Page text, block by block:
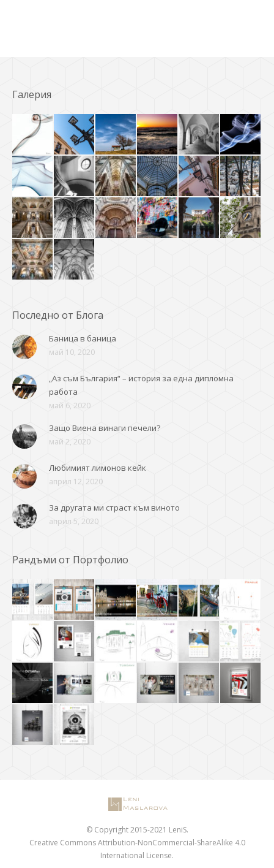
Галерия
Последно от Блога
Баница в баница
май 10, 2020
„Аз съм България“ – история за една дипломна
работа
май 6, 2020
Защо Виена винаги печели?
май 2, 2020
Любимият лимонов кейк
април 12, 2020
За другата ми страст към виното
април 5, 2020
Рандъми от Портфолио
© Copyright 2015-2021 LeniS.
Creative Commons Attribution-NonCommercial-ShareAlike 4.0
International License.